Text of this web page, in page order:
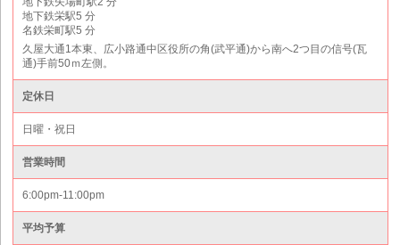
地下鉄栄駅5 分
名鉄栄町駅5 分
久屋大通1本東、広小路通中区役所の角(武平通)から南へ2つ目の信号(瓦
通)手前50ｍ左側。
定休日
日曜・祝日
営業時間
6:00pm-11:00pm
平均予算